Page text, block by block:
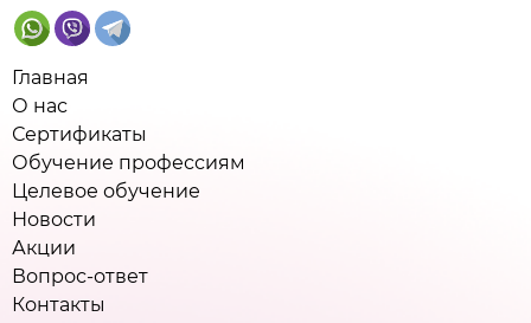
Главная
О нас
Сертификаты
Обучение профессиям
Целевое обучение
Новости
Акции
Вопрос-ответ
Контакты